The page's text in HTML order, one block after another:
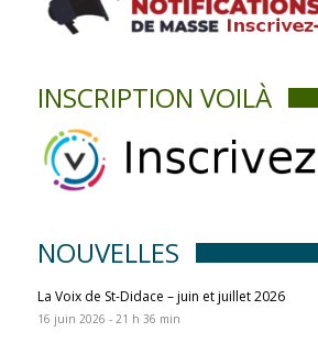
INSCRIPTION VOILÀ
NOUVELLES
La Voix de St-Didace – juin et juillet 2026
16 juin 2026 - 21 h 36 min